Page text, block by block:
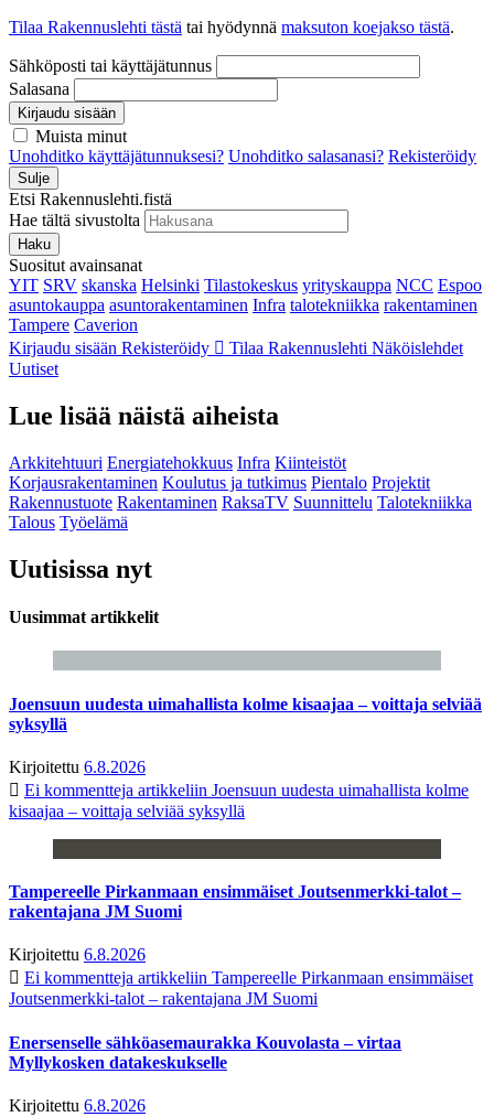
Tilaa Rakennuslehti tästä tai hyödynnä maksuton koejakso tästä.
Sähköposti tai käyttäjätunnus
Salasana
Kirjaudu sisään
Muista minut
Unohditko käyttäjätunnuksesi? Unohditko salasanasi? Rekisteröidy
Sulje
Etsi Rakennuslehti.fistä
Hae tältä sivustolta
Haku
Suositut avainsanat
YIT SRV skanska Helsinki Tilastokeskus yrityskauppa NCC Espoo
asuntokauppa asuntorakentaminen Infra talotekniikka rakentaminen
Tampere Caverion
Kirjaudu sisään Rekisteröidy Tilaa Rakennuslehti Näköislehdet
Uutiset
Lue lisää näistä aiheista
Arkkitehtuuri Energiatehokkuus Infra Kiinteistöt
Korjausrakentaminen Koulutus ja tutkimus Pientalo Projektit
Rakennustuote Rakentaminen RaksaTV Suunnittelu Talotekniikka
Talous Työelämä
Uutisissa nyt
Uusimmat artikkelit
Joensuun uudesta uimahallista kolme kisaajaa – voittaja selviää
syksyllä
Kirjoitettu 6.8.2026
Ei kommentteja artikkeliin Joensuun uudesta uimahallista kolme
kisaajaa – voittaja selviää syksyllä
Tampereelle Pirkanmaan ensimmäiset Joutsenmerkki-talot –
rakentajana JM Suomi
Kirjoitettu 6.8.2026
Ei kommentteja artikkeliin Tampereelle Pirkanmaan ensimmäiset
Joutsenmerkki-talot – rakentajana JM Suomi
Enersenselle sähköasemaurakka Kouvolasta – virtaa
Myllykosken datakeskukselle
Kirjoitettu 6.8.2026